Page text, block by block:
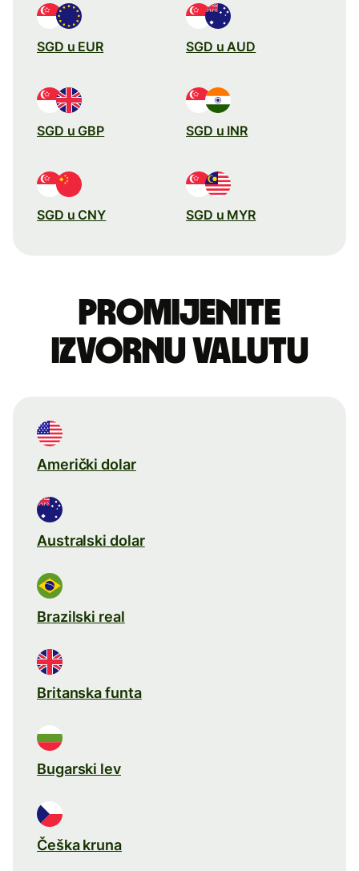
SGD u EUR SGD u AUD
SGD u GBP SGD u INR
SGD u CNY SGD u MYR
Promijenite
izvornu valutu
Američki dolar
Australski dolar
Brazilski real
Britanska funta
Bugarski lev
Češka kruna